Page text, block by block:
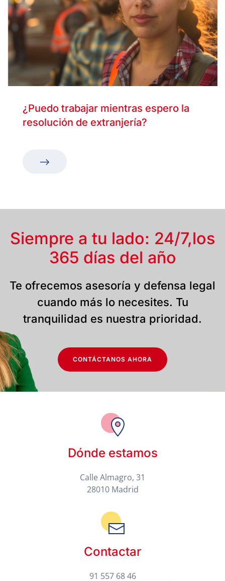
¿Puedo trabajar mientras espero la
resolución de extranjería?
Siempre a tu lado: 24/7,los
365 días del año
Te ofrecemos asesoría y defensa legal
cuando más lo necesites. Tu
tranquilidad es nuestra prioridad.
CONTÁCTANOS AHORA
Dónde estamos
Calle Almagro, 31
28010 Madrid
Contactar
91 557 68 46